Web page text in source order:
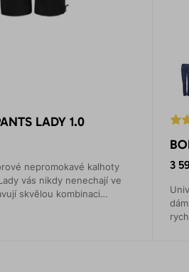
LADY 1.0
nepromokavé kalhoty
vás nikdy nenechají ve
skvělou kombinaci
3